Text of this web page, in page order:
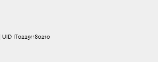
| UID IT02291180210